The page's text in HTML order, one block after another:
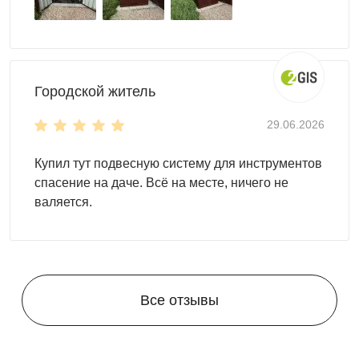
Для монтажа контейнеров SKOGGY не требуется
Городской житель
29.06.2026
Купил тут подвесную систему для инструментов
спасение на даче. Всё на месте, ничего не
валяется.
Все отзывы